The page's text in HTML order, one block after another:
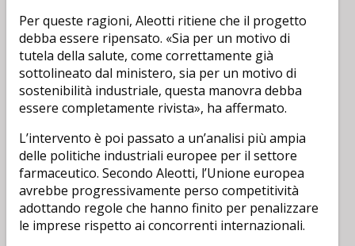
Per queste ragioni, Aleotti ritiene che il progetto
debba essere ripensato. «Sia per un motivo di
tutela della salute, come correttamente già
sottolineato dal ministero, sia per un motivo di
sostenibilità industriale, questa manovra debba
essere completamente rivista», ha affermato.
L’intervento è poi passato a un’analisi più ampia
delle politiche industriali europee per il settore
farmaceutico. Secondo Aleotti, l’Unione europea
avrebbe progressivamente perso competitività
adottando regole che hanno finito per penalizzare
le imprese rispetto ai concorrenti internazionali.